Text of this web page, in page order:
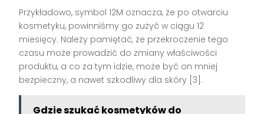
Przykładowo, symbol 12M oznacza, że po otwarciu
kosmetyku, powinniśmy go zużyć w ciągu 12
miesięcy. Należy pamiętać, że przekroczenie tego
czasu może prowadzić do zmiany właściwości
produktu, a co za tym idzie, może być on mniej
bezpieczny, a nawet szkodliwy dla skóry [3].
Gdzie szukać kosmetyków do